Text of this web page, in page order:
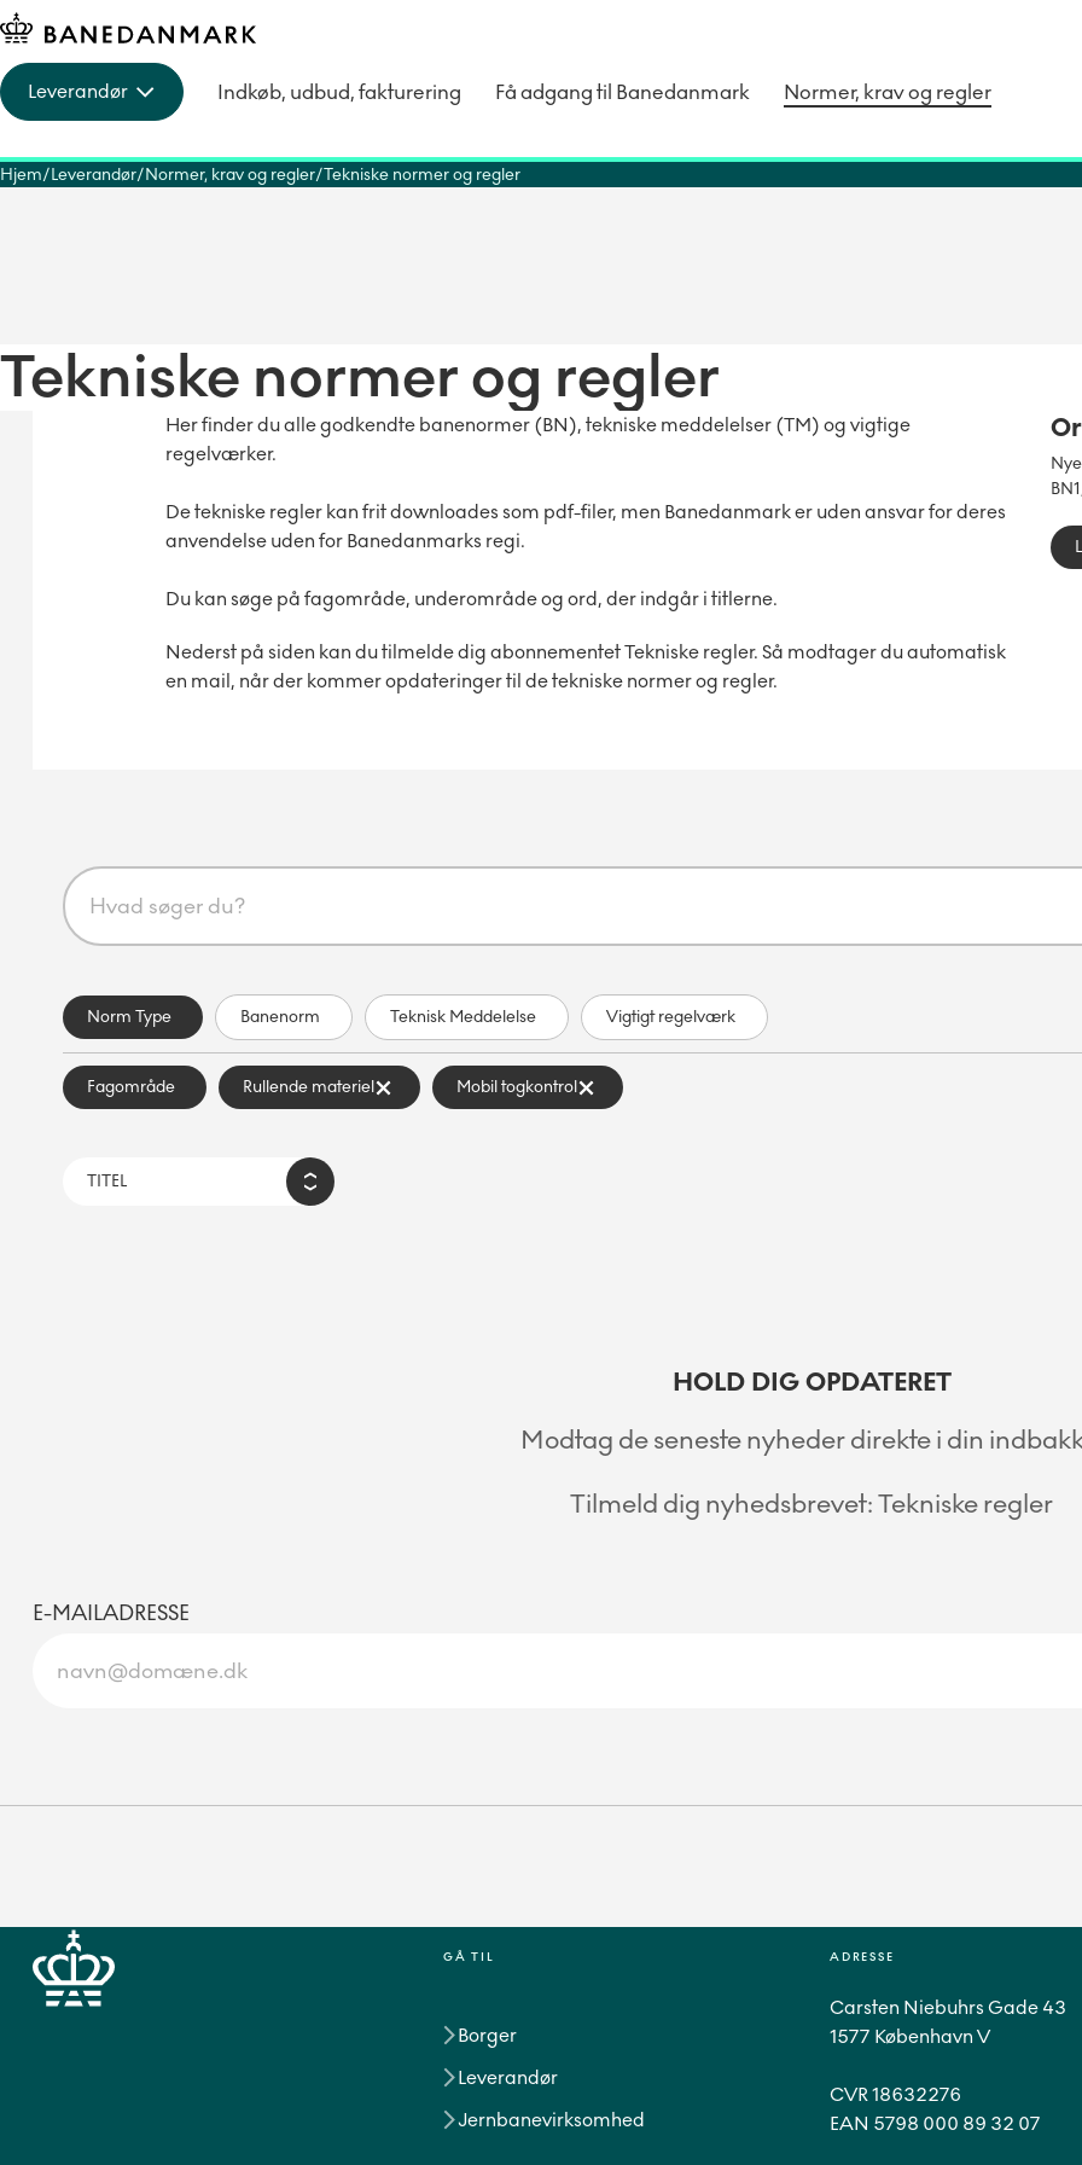
Leverandør Indkøb, udbud, fakturering Få adgang til Banedanmark Normer, krav og regler
Hjem Leverandør Normer, krav og regler Tekniske normer og regler
Tekniske normer og regler
Her finder du alle godkendte banenormer (BN), tekniske meddelelser (TM) og vigtige
regelværker.
De tekniske regler kan frit downloades som pdf-filer, men Banedanmark er uden ansvar for deres
anvendelse uden for Banedanmarks regi.
Du kan søge på fagområde, underområde og ord, der indgår i titlerne.
Nederst på siden kan du tilmelde dig abonnementet Tekniske regler. Så modtager du automatisk
en mail, når der kommer opdateringer til de tekniske normer og regler.
Norm Type Banenorm Teknisk Meddelelse Vigtigt regelværk
Fagområde Rullende materiel Mobil togkontrol
HOLD DIG OPDATERET
Modtag de seneste nyheder direkte i din
Tilmeld dig nyhedsbrevet: Tekniske regler
E-MAILADRESSE
GÅ TIL
Borger
Leverandør
Jernbanevirksomhed
ADRESSE
Carsten Niebuhrs Gade 43
1577 København V
CVR 18632276
EAN 5798 000 89 32 07